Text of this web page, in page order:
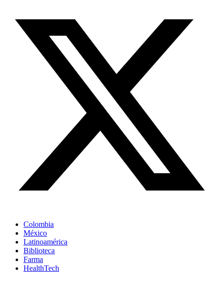
Colombia
México
Latinoamérica
Biblioteca
Farma
HealthTech